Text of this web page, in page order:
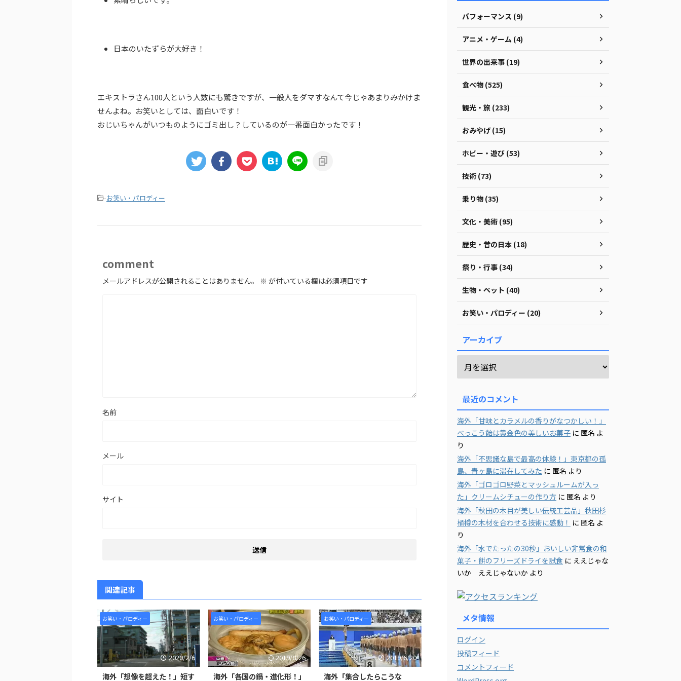
日本のいたずらが大好き！
エキストラさん100人という人数にも驚きですが、一般人をダマすなんて今じゃあまりみかけま
せんよね。お笑いとしては、面白いです！
おじいちゃんがいつものようにゴミ出し？しているのが一番面白かったです！
-お笑い・パロディー
comment
メールアドレスが公開されることはありません。 ※ が付いている欄は必須項目です
名前
メール
サイト
関連記事
お笑い・パロディー
2020/2/6
海外「想像を超えた！」短す
お笑い・パロディー
2019/8/26
海外「各国の鍋・進化形！」
お笑い・パロディー
2019/6/20
海外「集合したらこうな
パフォーマンス (9)
アニメ・ゲーム (4)
世界の出来事 (19)
食べ物 (525)
観光・旅 (233)
おみやげ (15)
ホビー・遊び (53)
技術 (73)
乗り物 (35)
文化・美術 (95)
歴史・昔の日本 (18)
祭り・行事 (34)
生物・ペット (40)
お笑い・パロディー (20)
アーカイブ
最近のコメント
海外「甘味とカラメルの香りがなつかしい！」
べっこう飴は黄金色の美しいお菓子 に 匿名 よ
り
海外「不思議な島で最高の体験！」東京都の孤
島、青ヶ島に滞在してみた に 匿名 より
海外「ゴロゴロ野菜とマッシュルームが入っ
た」クリームシチューの作り方 に 匿名 より
海外「秋田の木目が美しい伝統工芸品」秋田杉
桶樽の木材を合わせる技術に感動！ に 匿名 よ
り
海外「水でたったの30秒」おいしい非常食の和
菓子・餅のフリーズドライを試食 に ええじゃな
いか ええじゃないか より
メタ情報
ログイン
投稿フィード
コメントフィード